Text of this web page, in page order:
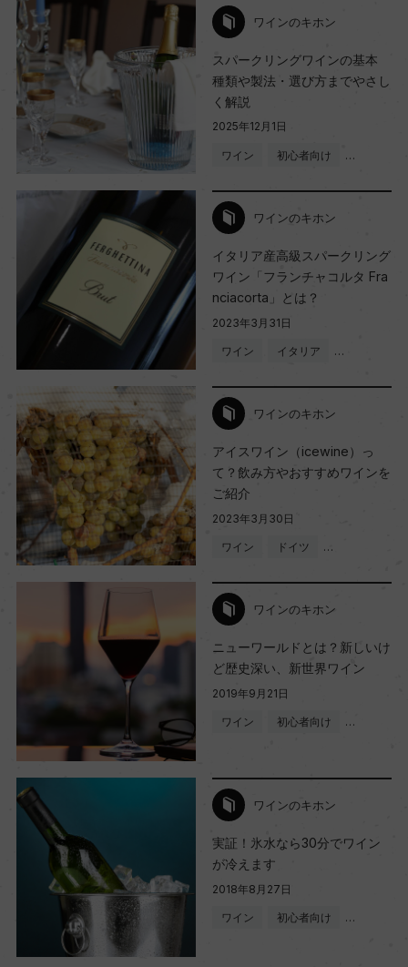
ワインのキホン
スパークリングワインの基本
種類や製法・選び方までやさし
く解説
2025年12月1日
ワイン 初心者向け …
ワインのキホン
イタリア産高級スパークリング
ワイン「フランチャコルタ Fra
nciacorta」とは？
2023年3月31日
ワイン イタリア …
ワインのキホン
アイスワイン（icewine）っ
て？飲み方やおすすめワインを
ご紹介
2023年3月30日
ワイン ドイツ …
ワインのキホン
ニューワールドとは？新しいけ
ど歴史深い、新世界ワイン
2019年9月21日
ワイン 初心者向け …
ワインのキホン
実証！氷水なら30分でワイン
が冷えます
2018年8月27日
ワイン 初心者向け …